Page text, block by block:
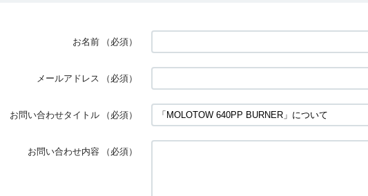
お名前 （必須）
メールアドレス （必須）
お問い合わせタイトル （必須）
お問い合わせ内容 （必須）